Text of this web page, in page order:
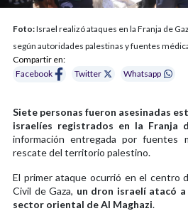
Foto:Israel realizó ataques en la Franja de
según autoridades palestinas y fuentes
Compartir en:
Facebook
Twitter Whatsapp
Siete personas fueron asesinadas
israelíes registrados en la Franja
información entregada por fuentes
rescate del territorio palestino.
El primer ataque ocurrió en el centro
Civil de Gaza, un dron israelí atacó
sector oriental de Al Maghazi.